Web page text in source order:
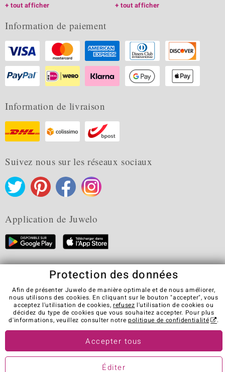
tout afficher
tout afficher
Information de paiement
Information de livraison
Suivez nous sur les réseaux sociaux
Application de Juwelo
CGV Protection des données
Cookies
Visit our stores in other countries:
© Juwelo Deutschland GmbH (une société de elumeo SE)
Protection des données
Afin de présenter Juwelo de manière optimale et de nous améliorer,
nous utilisons des cookies. En cliquant sur le bouton "accepter", vous
acceptez l'utilisation de cookies, refusez l'utilisation de cookies ou
décidez du type de cookies que vous souhaitez accepter. Pour plus
d'informations, veuillez consulter notrepolitique de confidentialité .
Accepter tous
Éditer